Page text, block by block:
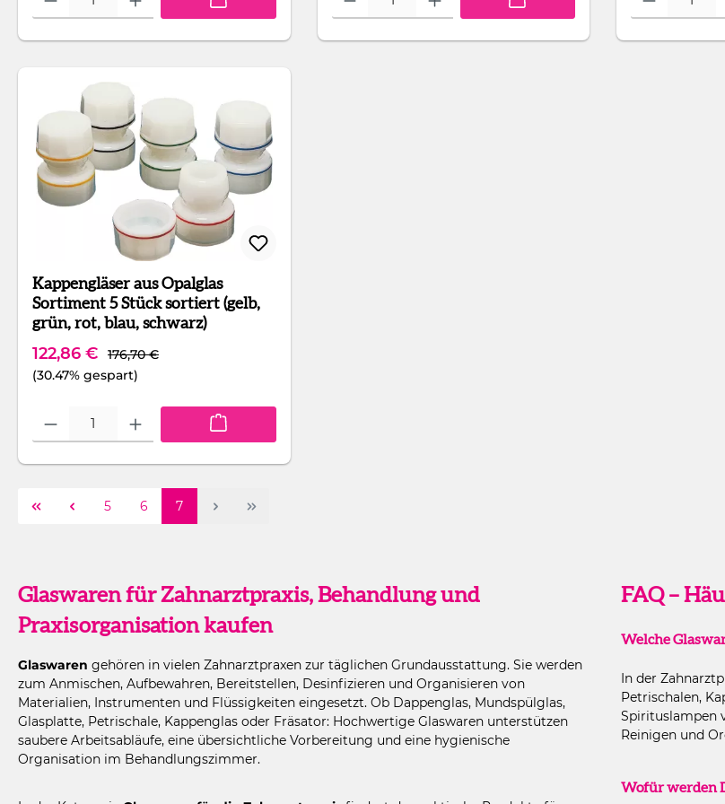
Kappengläser aus Opalglas
Sortiment 5 Stück sortiert (gelb,
grün, rot, blau, schwarz)
Verkaufspreis:
122,86 € Regulärer Preis:
176,70 €
(30.47% gespart)
Produkt Anzahl: Gib den gewünschten Wert ein oder benutze die Schaltflächen um die Anzahl zu erhöhen oder zu reduzieren.
Seite
5 Seite
6 Seite
7
Glaswaren für Zahnarztpraxis, Behandlung und
Praxisorganisation kaufen
Glaswaren gehören in vielen Zahnarztpraxen zur täglichen Grundausstattung. Sie werden
zum Anmischen, Aufbewahren, Bereitstellen, Desinfizieren und Organisieren von
Materialien, Instrumenten und Flüssigkeiten eingesetzt. Ob Dappenglas, Mundspülglas,
Glasplatte, Petrischale, Kappenglas oder Fräsator: Hochwertige Glaswaren unterstützen
saubere Arbeitsabläufe, eine übersichtliche Vorbereitung und eine hygienische
Organisation im Behandlungszimmer.
FAQ –
Welche
In der
Petrischalen,
Spirituslampen
Reinigen und
Wofür werden